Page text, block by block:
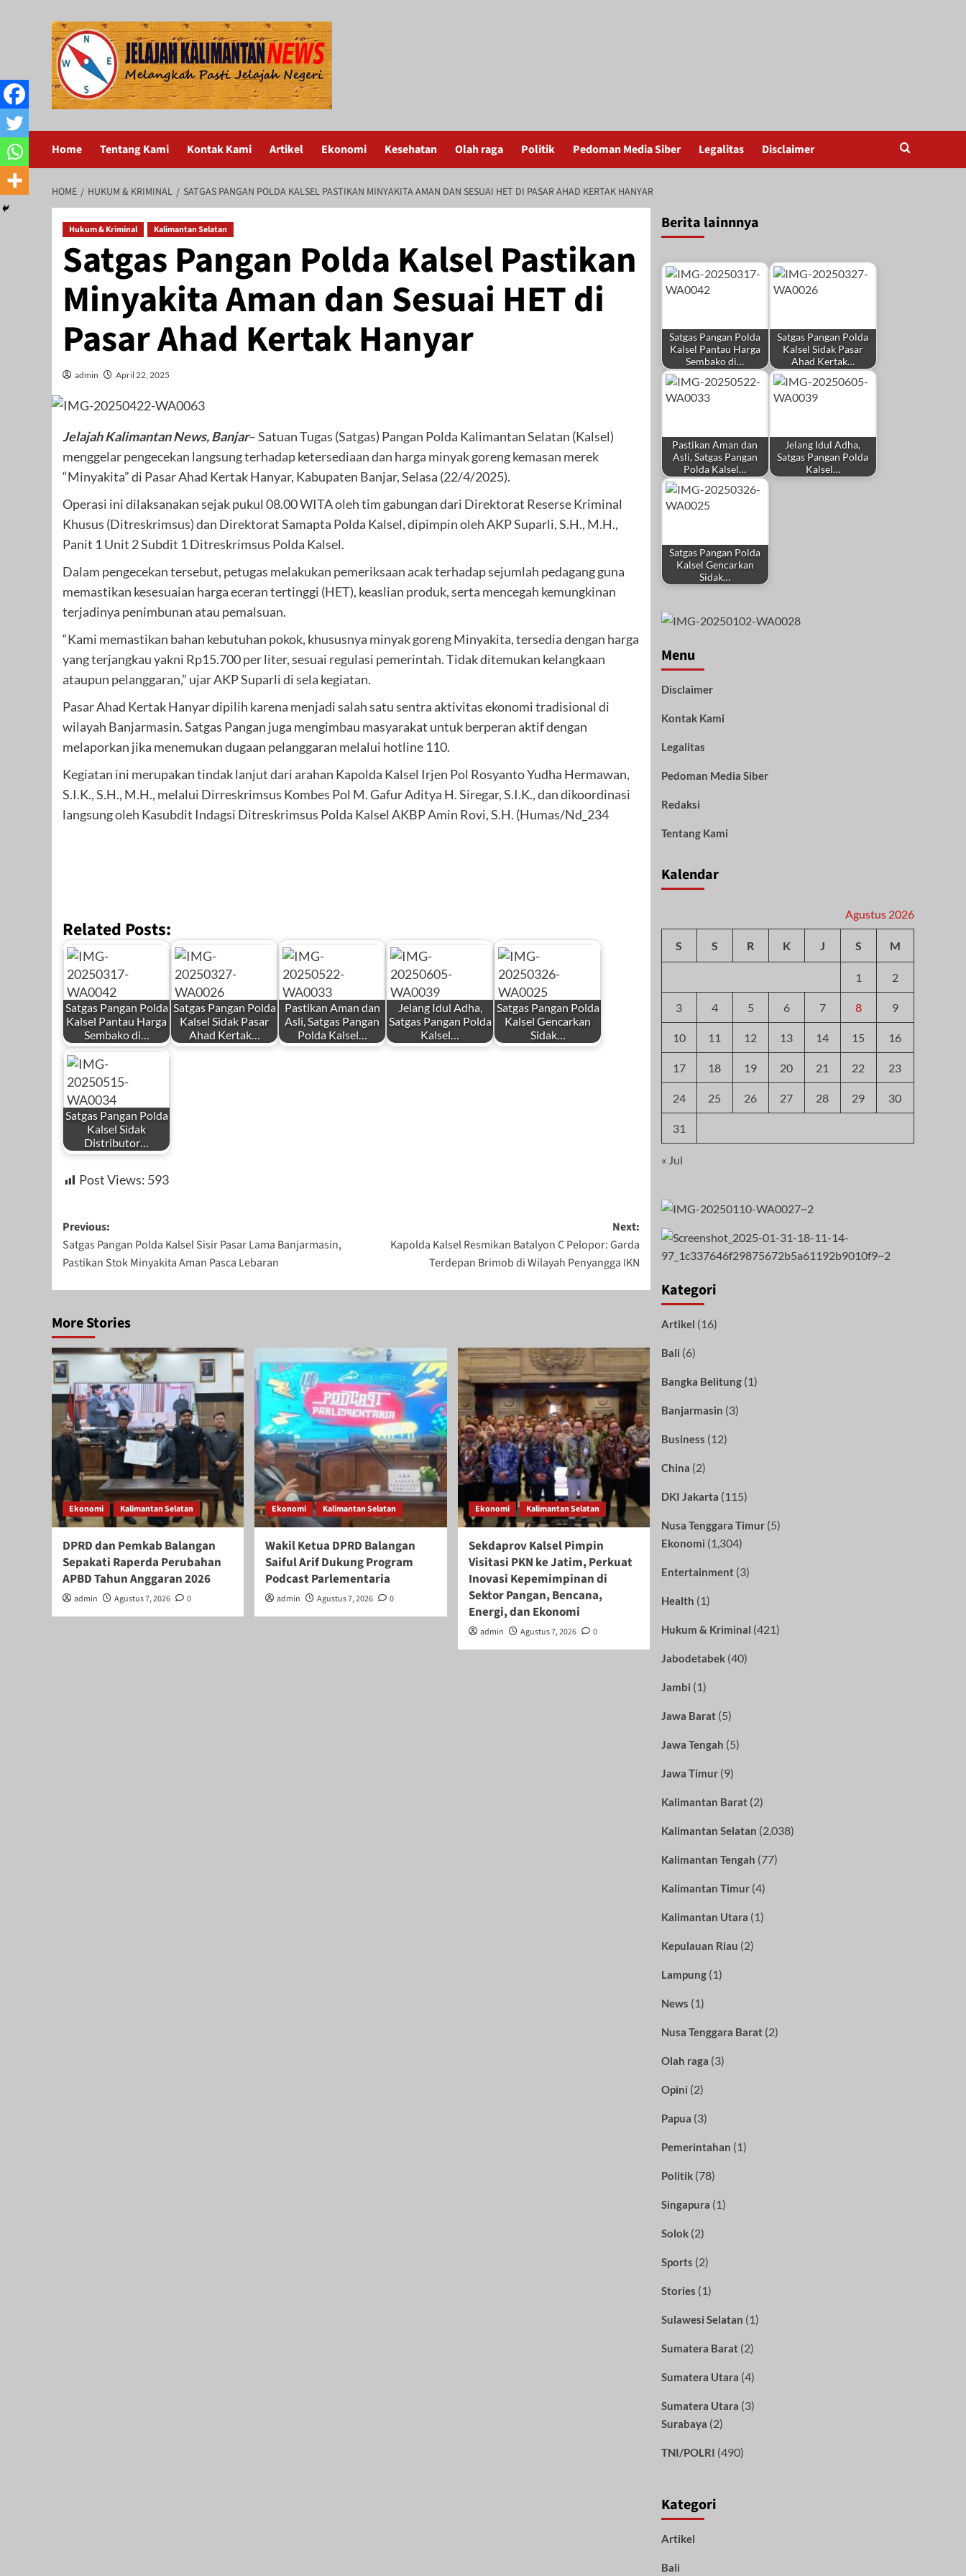
Home Tentang Kami Kontak Kami Artikel Ekonomi Kesehatan Olah raga Politik Pedoman Media Siber Legalitas Disclaimer
HOME HUKUM & KRIMINAL SATGAS PANGAN POLDA KALSEL PASTIKAN MINYAKITA AMAN DAN SESUAI HET DI PASAR AHAD KERTAK HANYAR
Hukum & Kriminal Kalimantan Selatan
Satgas Pangan Polda Kalsel Pastikan
Minyakita Aman dan Sesuai HET di
Pasar Ahad Kertak Hanyar
admin April 22, 2025
Jelajah Kalimantan News, Banjar– Satuan Tugas (Satgas) Pangan Polda Kalimantan Selatan (Kalsel)
menggelar pengecekan langsung terhadap ketersediaan dan harga minyak goreng kemasan merek
“Minyakita” di Pasar Ahad Kertak Hanyar, Kabupaten Banjar, Selasa (22/4/2025).
Operasi ini dilaksanakan sejak pukul 08.00 WITA oleh tim gabungan dari Direktorat Reserse Kriminal
Khusus (Ditreskrimsus) dan Direktorat Samapta Polda Kalsel, dipimpin oleh AKP Suparli, S.H., M.H.,
Panit 1 Unit 2 Subdit 1 Ditreskrimsus Polda Kalsel.
Dalam pengecekan tersebut, petugas melakukan pemeriksaan acak terhadap sejumlah pedagang guna
memastikan kesesuaian harga eceran tertinggi (HET), keaslian produk, serta mencegah kemungkinan
terjadinya penimbunan atau pemalsuan.
“Kami memastikan bahan kebutuhan pokok, khususnya minyak goreng Minyakita, tersedia dengan harga
yang terjangkau yakni Rp15.700 per liter, sesuai regulasi pemerintah. Tidak ditemukan kelangkaan
ataupun pelanggaran,” ujar AKP Suparli di sela kegiatan.
Pasar Ahad Kertak Hanyar dipilih karena menjadi salah satu sentra aktivitas ekonomi tradisional di
wilayah Banjarmasin. Satgas Pangan juga mengimbau masyarakat untuk berperan aktif dengan
melaporkan jika menemukan dugaan pelanggaran melalui hotline 110.
Kegiatan ini merupakan tindak lanjut dari arahan Kapolda Kalsel Irjen Pol Rosyanto Yudha Hermawan,
S.I.K., S.H., M.H., melalui Dirreskrimsus Kombes Pol M. Gafur Aditya H. Siregar, S.I.K., dan dikoordinasi
langsung oleh Kasubdit Indagsi Ditreskrimsus Polda Kalsel AKBP Amin Rovi, S.H. (Humas/Nd_234
Related Posts:
Satgas Pangan Polda
Kalsel Pantau Harga
Sembako di…
Satgas Pangan Polda
Kalsel Sidak Pasar
Ahad Kertak…
Pastikan Aman dan
Asli, Satgas Pangan
Polda Kalsel…
Jelang Idul Adha,
Satgas Pangan Polda
Kalsel…
Satgas Pangan Polda
Kalsel Gencarkan
Sidak…
Satgas Pangan Polda
Kalsel Sidak
Distributor…
Post Views: 593
Post
navigation
Previous:
Satgas Pangan Polda Kalsel Sisir Pasar Lama Banjarmasin,
Pastikan Stok Minyakita Aman Pasca Lebaran
Next:
Kapolda Kalsel Resmikan Batalyon C Pelopor: Garda
Terdepan Brimob di Wilayah Penyangga IKN
More Stories
Ekonomi Kalimantan Selatan
DPRD dan Pemkab Balangan
Sepakati Raperda Perubahan
APBD Tahun Anggaran 2026
admin Agustus 7, 2026 0
Ekonomi Kalimantan Selatan
Wakil Ketua DPRD Balangan
Saiful Arif Dukung Program
Podcast Parlementaria
admin Agustus 7, 2026 0
Ekonomi Kalimantan Selatan
Sekdaprov Kalsel Pimpin
Visitasi PKN ke Jatim, Perkuat
Inovasi Kepemimpinan di
Sektor Pangan, Bencana,
Energi, dan Ekonomi
admin Agustus 7, 2026 0
Berita lainnnya
Satgas Pangan Polda
Kalsel Pantau Harga
Sembako di…
Satgas Pangan Polda
Kalsel Sidak Pasar
Ahad Kertak…
Pastikan Aman dan
Asli, Satgas Pangan
Polda Kalsel…
Jelang Idul Adha,
Satgas Pangan Polda
Kalsel…
Satgas Pangan Polda
Kalsel Gencarkan
Sidak…
Menu
Disclaimer
Kontak Kami
Legalitas
Pedoman Media Siber
Redaksi
Tentang Kami
Kalendar
Agustus 2026
S S R K J S M
1 2
3 4 5 6 7 8 9
10 11 12 13 14 15 16
17 18 19 20 21 22 23
24 25 26 27 28 29 30
31
« Jul
Kategori
Artikel (16)
Bali (6)
Bangka Belitung(1)
Banjarmasin (3)
Business (12)
China (2)
DKI Jakarta (115)
Nusa Tenggara Timur(5)
Ekonomi (1,304)
Entertainment(3)
Health (1)
Hukum & Kriminal (421)
Jabodetabek(40)
Jambi (1)
Jawa Barat(5)
Jawa Tengah (5)
Jawa Timur(9)
Kalimantan Barat(2)
Kalimantan Selatan (2,038)
Kalimantan Tengah (77)
Kalimantan Timur(4)
Kalimantan Utara (1)
Kepulauan Riau (2)
Lampung(1)
News (1)
Nusa Tenggara Barat(2)
Olah raga (3)
Opini (2)
Papua (3)
Pemerintahan (1)
Politik(78)
Singapura (1)
Solok(2)
Sports (2)
Stories (1)
Sulawesi Selatan (1)
Sumatera Barat(2)
Sumatera Utara (4)
Sumatera Utara (3)
Surabaya (2)
TNI/POLRI (490)
Kategori
Artikel
Bali